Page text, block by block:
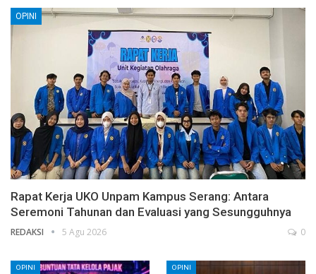
OPINI
Rapat Kerja UKO Unpam Kampus Serang: Antara
Seremoni Tahunan dan Evaluasi yang Sesungguhnya
REDAKSI 5 Agu 2026 0
OPINI OPINI